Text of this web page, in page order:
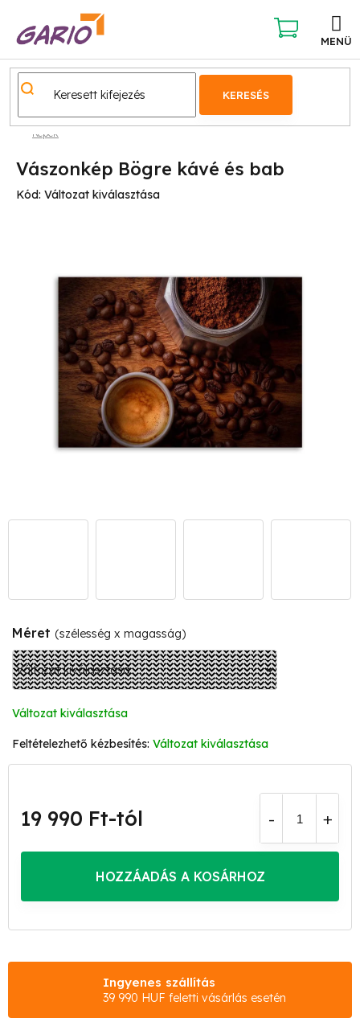
KERESÉS
KOSÁR
Képek
Vászonkép Bögre kávé és bab
Kód: Változat kiválasztása
Méret (szélesség x magasság)
Változat kiválasztása
Változat kiválasztása
19 990 Ft-tól
HOZZÁADÁS A KOSÁRHOZ
Ingyenes szállítás
39 990 HUF feletti vásárlás esetén